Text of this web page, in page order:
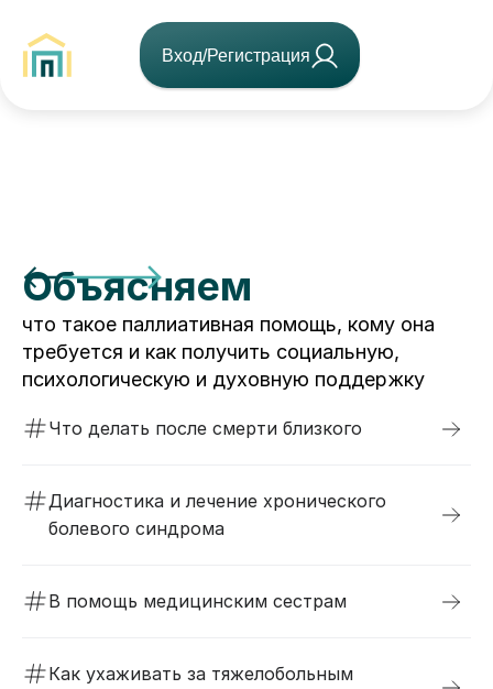
Вход/Регистрация
Объясняем
что такое паллиативная помощь, кому она
требуется и как получить социальную,
психологическую и духовную поддержку
Что делать после смерти близкого
Диагностика и лечение хронического
болевого синдрома
В помощь медицинским сестрам
Как ухаживать за тяжелобольным